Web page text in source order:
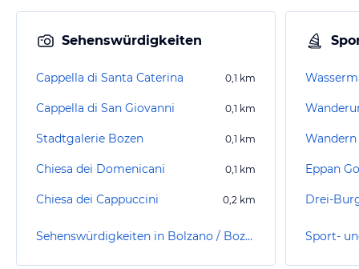
Sehenswürdigkeiten
Cappella di Santa Caterina 0,1 km
Cappella di San Giovanni 0,1 km
Stadtgalerie Bozen 0,1 km
Chiesa dei Domenicani 0,1 km
Chiesa dei Cappuccini 0,2 km
Sehenswürdigkeiten in Bolzano / Bozen
Eppan
Drei-